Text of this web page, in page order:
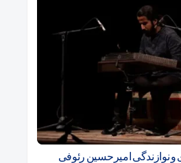
و نوازندگی امیرحسین رئوفی